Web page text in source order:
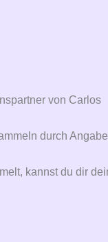
von Carlos
durch
kannst du dir